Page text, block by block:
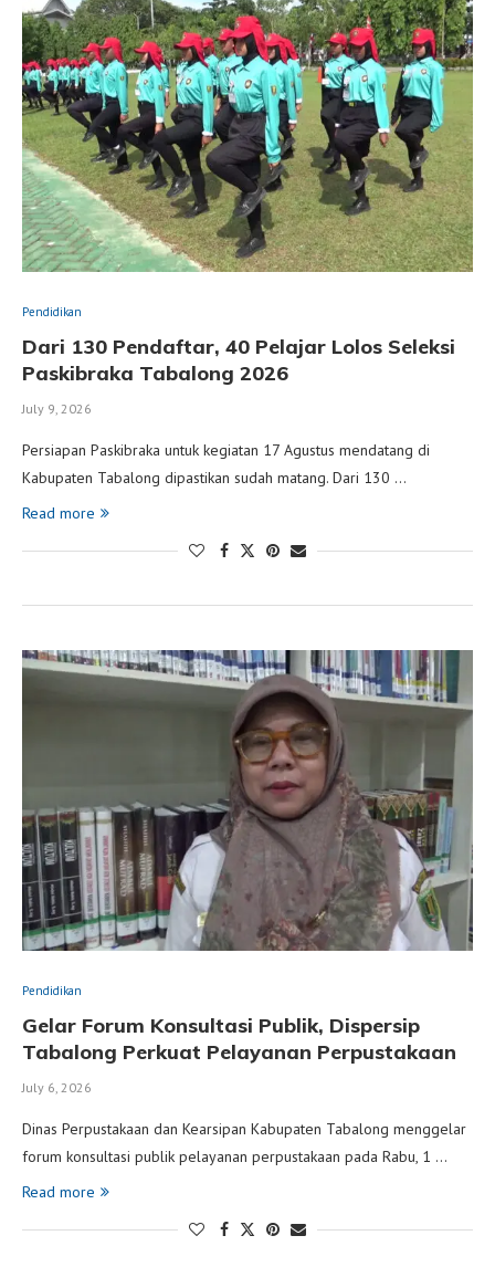
Pendidikan
Dari 130 Pendaftar, 40 Pelajar Lolos Seleksi
Paskibraka Tabalong 2026
July 9, 2026
Persiapan Paskibraka untuk kegiatan 17 Agustus mendatang di
Kabupaten Tabalong dipastikan sudah matang. Dari 130 …
Read more
Pendidikan
Gelar Forum Konsultasi Publik, Dispersip
Tabalong Perkuat Pelayanan Perpustakaan
July 6, 2026
Dinas Perpustakaan dan Kearsipan Kabupaten Tabalong menggelar
forum konsultasi publik pelayanan perpustakaan pada Rabu, 1 …
Read more